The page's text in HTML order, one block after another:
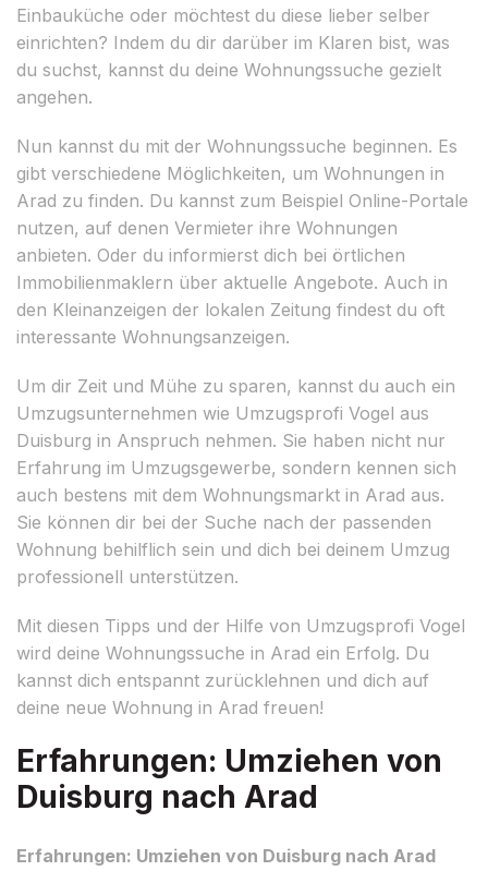
Einbauküche oder möchtest du diese lieber selber
einrichten? Indem du dir darüber im Klaren bist, was
du suchst, kannst du deine Wohnungssuche gezielt
angehen.
Nun kannst du mit der Wohnungssuche beginnen. Es
gibt verschiedene Möglichkeiten, um Wohnungen in
Arad zu finden. Du kannst zum Beispiel Online-Portale
nutzen, auf denen Vermieter ihre Wohnungen
anbieten. Oder du informierst dich bei örtlichen
Immobilienmaklern über aktuelle Angebote. Auch in
den Kleinanzeigen der lokalen Zeitung findest du oft
interessante Wohnungsanzeigen.
Um dir Zeit und Mühe zu sparen, kannst du auch ein
Umzugsunternehmen wie Umzugsprofi Vogel aus
Duisburg in Anspruch nehmen. Sie haben nicht nur
Erfahrung im Umzugsgewerbe, sondern kennen sich
auch bestens mit dem Wohnungsmarkt in Arad aus.
Sie können dir bei der Suche nach der passenden
Wohnung behilflich sein und dich bei deinem Umzug
professionell unterstützen.
Mit diesen Tipps und der Hilfe von Umzugsprofi Vogel
wird deine Wohnungssuche in Arad ein Erfolg. Du
kannst dich entspannt zurücklehnen und dich auf
deine neue Wohnung in Arad freuen!
Erfahrungen: Umziehen von
Duisburg nach Arad
Erfahrungen: Umziehen von Duisburg nach Arad